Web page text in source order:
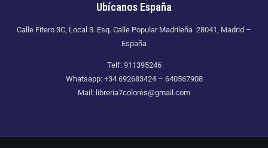
Ubícanos España
Calle Fitero 3C, Local 3. Esq. Calle Popular Madrileña 28041, Madrid –
España
Telf: 911395246
Whatsapp: +34 692683424 – 640567908
Mail: libreria7colores@gmail.com